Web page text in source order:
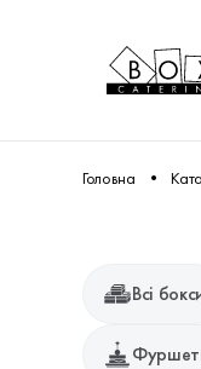
Головна
Всі